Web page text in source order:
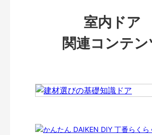
室内ドア
関連コンテン